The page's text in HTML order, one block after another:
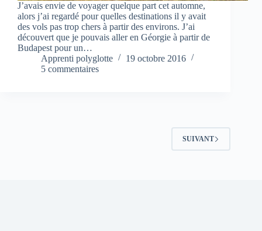
J’avais envie de voyager quelque part cet automne,
alors j’ai regardé pour quelles destinations il y avait
des vols pas trop chers à partir des environs. J’ai
découvert que je pouvais aller en Géorgie à partir de
Budapest pour un…
Apprenti polyglotte
19 octobre 2016
5 commentaires
SUIVANT